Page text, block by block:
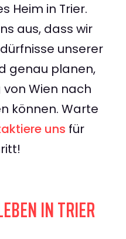
Heim in Trier.
aus, dass wir
unserer
genau planen,
von Wien nach
können. Warte
uns für
IN TRIER